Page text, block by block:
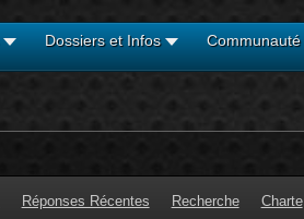
Dossiers et Infos Communauté
Réponses Récentes Recherche Charte